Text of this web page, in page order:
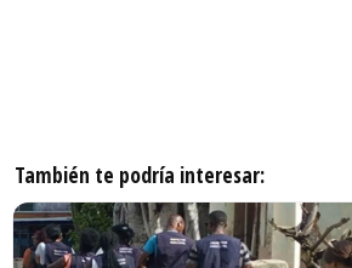
También te podría interesar: